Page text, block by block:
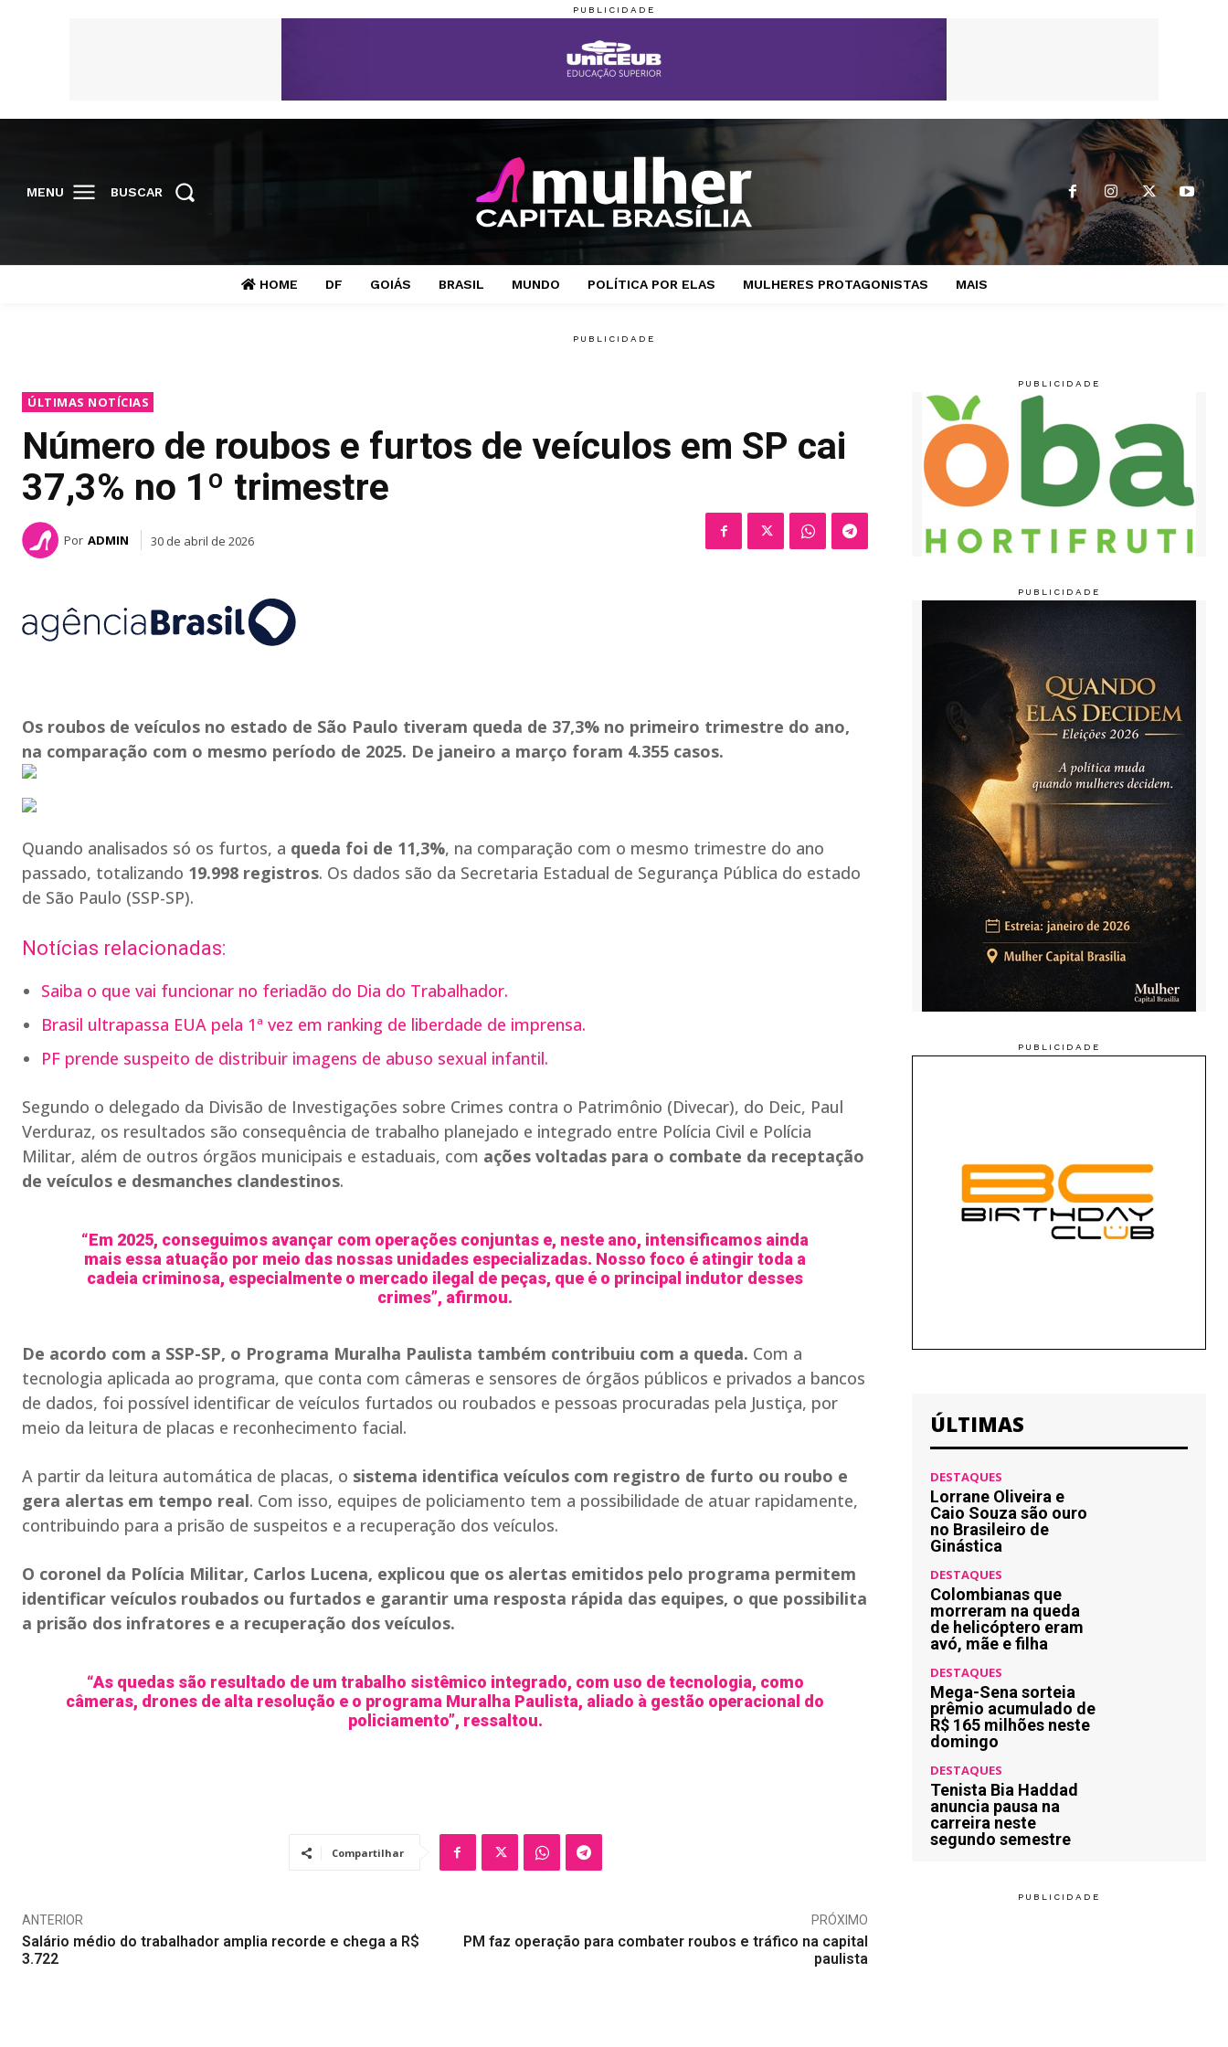
MENU BUSCAR
HOME DF GOIÁS BRASIL MUNDO POLÍTICA POR ELAS MULHERES PROTAGONISTAS MAIS
ÚLTIMAS NOTÍCIAS
Número de roubos e furtos de veículos em SP cai
37,3% no 1º trimestre
Por ADMIN 30 de abril de 2026
Os roubos de veículos no estado de São Paulo tiveram queda de 37,3% no primeiro trimestre do ano,
na comparação com o mesmo período de 2025. De janeiro a março foram 4.355 casos.
Quando analisados só os furtos, a queda foi de 11,3%, na comparação com o mesmo trimestre do ano
passado, totalizando 19.998 registros. Os dados são da Secretaria Estadual de Segurança Pública do estado
de São Paulo (SSP-SP).
Notícias relacionadas:
Saiba o que vai funcionar no feriadão do Dia do Trabalhador.
Brasil ultrapassa EUA pela 1ª vez em ranking de liberdade de imprensa.
PF prende suspeito de distribuir imagens de abuso sexual infantil.
Segundo o delegado da Divisão de Investigações sobre Crimes contra o Patrimônio (Divecar), do Deic, Paul
Verduraz, os resultados são consequência de trabalho planejado e integrado entre Polícia Civil e Polícia
Militar, além de outros órgãos municipais e estaduais, com ações voltadas para o combate da receptação
de veículos e desmanches clandestinos.
“Em 2025, conseguimos avançar com operações conjuntas e, neste ano, intensificamos ainda
mais essa atuação por meio das nossas unidades especializadas. Nosso foco é atingir toda a
cadeia criminosa, especialmente o mercado ilegal de peças, que é o principal indutor desses
crimes”, afirmou.
De acordo com a SSP-SP, o Programa Muralha Paulista também contribuiu com a queda. Com a
tecnologia aplicada ao programa, que conta com câmeras e sensores de órgãos públicos e privados a bancos
de dados, foi possível identificar de veículos furtados ou roubados e pessoas procuradas pela Justiça, por
meio da leitura de placas e reconhecimento facial.
A partir da leitura automática de placas, o sistema identifica veículos com registro de furto ou roubo e
gera alertas em tempo real. Com isso, equipes de policiamento tem a possibilidade de atuar rapidamente,
contribuindo para a prisão de suspeitos e a recuperação dos veículos.
O coronel da Polícia Militar, Carlos Lucena, explicou que os alertas emitidos pelo programa permitem
identificar veículos roubados ou furtados e garantir uma resposta rápida das equipes, o que possibilita
a prisão dos infratores e a recuperação dos veículos.
“As quedas são resultado de um trabalho sistêmico integrado, com uso de tecnologia, como
câmeras, drones de alta resolução e o programa Muralha Paulista, aliado à gestão operacional do
policiamento”, ressaltou.
Compartilhar
ANTERIOR
Salário médio do trabalhador amplia recorde e chega a R$
3.722
PRÓXIMO
PM faz operação para combater roubos e tráfico na capital
paulista
ÚLTIMAS
DESTAQUES
Lorrane Oliveira e
Caio Souza são ouro
no Brasileiro de
Ginástica
DESTAQUES
Colombianas que
morreram na queda
de helicóptero eram
avó, mãe e filha
DESTAQUES
Mega-Sena sorteia
prêmio acumulado de
R$ 165 milhões neste
domingo
DESTAQUES
Tenista Bia Haddad
anuncia pausa na
carreira neste
segundo semestre